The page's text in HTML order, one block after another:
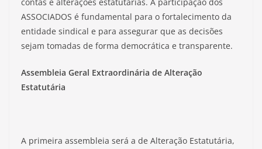
ASSOCIADOS é fundamental para o fortalecimento da
entidade sindical e para assegurar que as decisões
sejam tomadas de forma democrática e transparente.
Assembleia Geral Extraordinária de Alteração
Estatutária
A primeira assembleia será a de Alteração Estatutária,